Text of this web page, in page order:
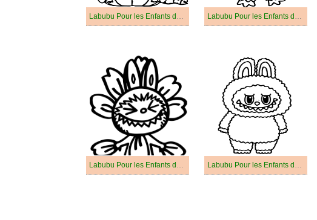
Labubu Pour les Enfants de 1 An Labubu Pour les Enfants de 2 Ans
Labubu Pour les Enfants de 5 Ans Labubu Pour les Enfants de 6 Ans